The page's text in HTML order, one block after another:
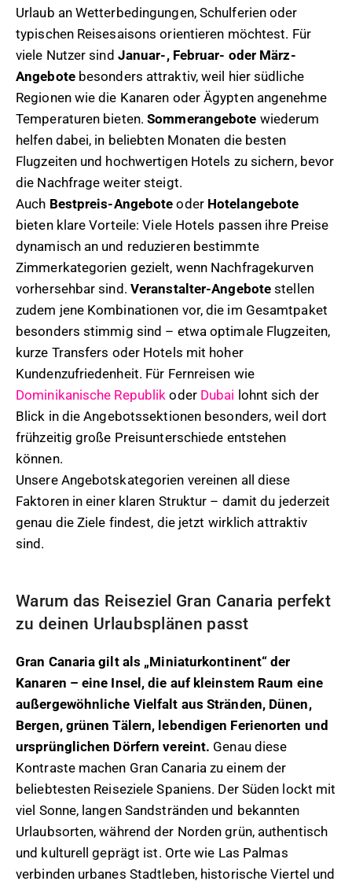
Urlaub an Wetterbedingungen, Schulferien oder
typischen Reisesaisons orientieren möchtest. Für
viele Nutzer sind Januar-, Februar- oder März-
Angebotebesonders attraktiv, weil hier südliche
Regionen wie die Kanaren oder Ägypten angenehme
Temperaturen bieten.Sommerangebote wiederum
helfen dabei, in beliebten Monaten die besten
Flugzeiten und hochwertigen Hotels zu sichern, bevor
die Nachfrage weiter steigt.
Auch Bestpreis-Angebote oder Hotelangebote
bieten klare Vorteile: Viele Hotels passen ihre Preise
dynamisch an und reduzieren bestimmte
Zimmerkategorien gezielt, wenn Nachfragekurven
vorhersehbar sind. Veranstalter-Angebote stellen
zudem jene Kombinationen vor, die im Gesamtpaket
besonders stimmig sind – etwa optimale Flugzeiten,
kurze Transfers oder Hotels mit hoher
Kundenzufriedenheit. Für Fernreisen wie
Dominikanische Republik oder Dubai lohnt sich der
Blick in die Angebotssektionen besonders, weil dort
frühzeitig große Preisunterschiede entstehen
können.
Unsere Angebotskategorien vereinen all diese
Faktoren in einer klaren Struktur – damit du jederzeit
genau die Ziele findest, die jetzt wirklich attraktiv
sind.
Warum das Reiseziel Gran Canaria perfekt
zu deinen Urlaubsplänen passt
Gran Canaria gilt als „Miniaturkontinent“ der
Kanaren – eine Insel, die auf kleinstem Raum eine
außergewöhnliche Vielfalt aus Stränden, Dünen,
Bergen, grünen Tälern, lebendigen Ferienorten und
ursprünglichen Dörfern vereint. Genau diese
Kontraste machen Gran Canaria zu einem der
beliebtesten Reiseziele Spaniens. Der Süden lockt mit
viel Sonne, langen Sandstränden und bekannten
Urlaubsorten, während der Norden grün, authentisch
und kulturell geprägt ist. Orte wie Las Palmas
verbinden urbanes Stadtleben, historische Viertel und